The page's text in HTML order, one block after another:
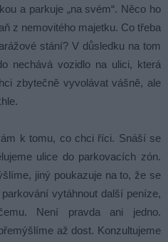
a parkuje „na svém“. Něco ho
z nemovitého majetku. Co třeba
stání? V důsledku na tom
nechává vozidlo na ulici, která
zbytečně vyvolávat vášně, ale
k tomu, co chci říci. Snáší se
ulice do parkovacích zón.
jiný poukazuje na to, že se
vytáhnout další peníze,
Není pravda ani jedno.
až dost. Konzultujeme